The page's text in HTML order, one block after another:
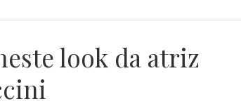
look da atriz